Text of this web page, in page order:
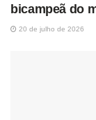
bicampeã do
20 de julho de 2026